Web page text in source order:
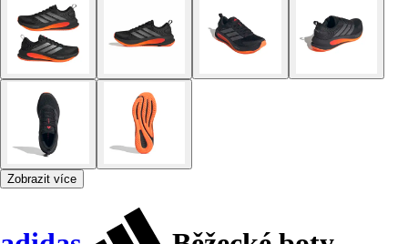
Zobrazit více